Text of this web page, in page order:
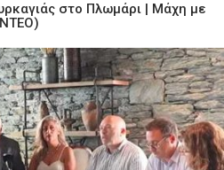
στο Πλωμάρι | Μάχη με